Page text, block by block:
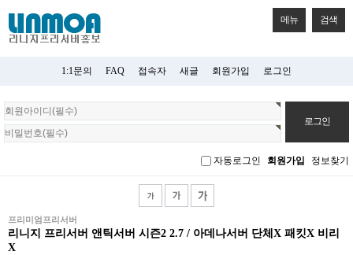
메뉴 검색
1:1문의 FAQ 접속자 새글 회원가입 로그인
회
원
로
자동로그인 회원가입 정보찾기
프리미엄프리서버
리니지 프리서버 앤틱서버 시즌2 2.7 / 아데나서버 단체X 패킷X 비리
X